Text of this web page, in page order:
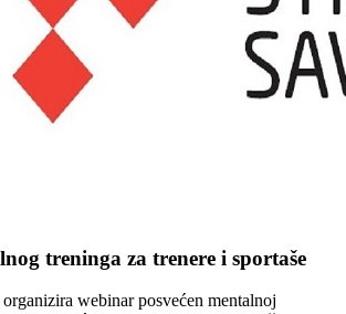
treninga za trenere i sportaše
webinar posvećen mentalnoj